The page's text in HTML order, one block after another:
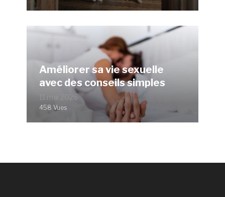
Améliorer sa vie sexuelle
avec des conseils simples
11 mai 2026
458 Vues